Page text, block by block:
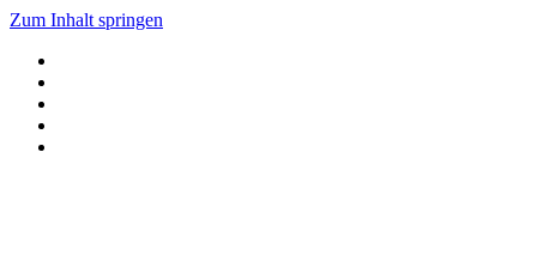
Zum Inhalt springen